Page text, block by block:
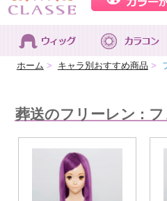
ホーム > キャラ別おすすめ商品 >
葬送のフリーレン :